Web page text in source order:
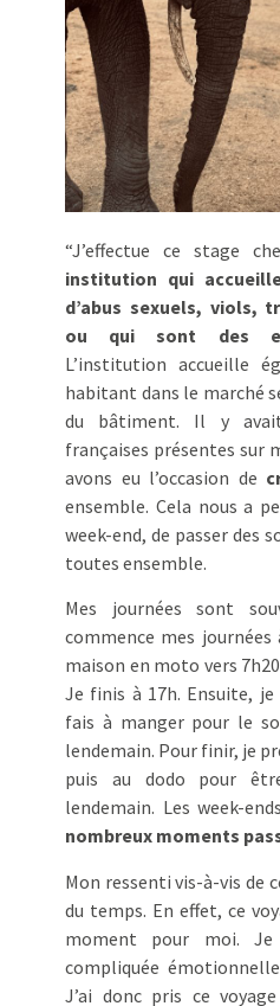
“J’effectue ce stage
institution qui
d’abus sexuels, viols,
ou qui sont des
L’institution accueille
habitant dans le marché
du bâtiment. Il y avait
françaises présentes sur
avons eu l’occasion de
ensemble. Cela nous a
week-end, de passer des
toutes ensemble.
Mes journées sont
commence mes
maison en moto vers
Je finis à 17h. Ensuite,
fais à manger pour le
lendemain. Pour finir, je
puis au dodo pour
lendemain. Les week-
nombreux moments
Mon ressenti vis-à-vis de
du temps. En effet, ce
moment pour moi.
compliquée
J’ai donc pris ce